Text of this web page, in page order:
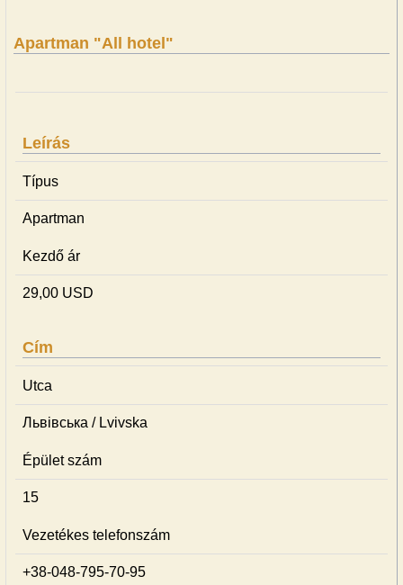
Apartman "All hotel"
Leírás
Típus
Apartman
Kezdő ár
29,00 USD
Cím
Utca
Львівська / Lvivska
Épület szám
15
Vezetékes telefonszám
+38-048-795-70-95